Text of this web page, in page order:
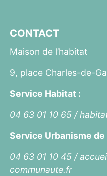
CONTACT
Maison de l’habitat
9, place Charles-de-
Service Habitat :
04 63 01 10 65 /
Service Urbanisme
04 63 01 10 45 /
communaute.fr